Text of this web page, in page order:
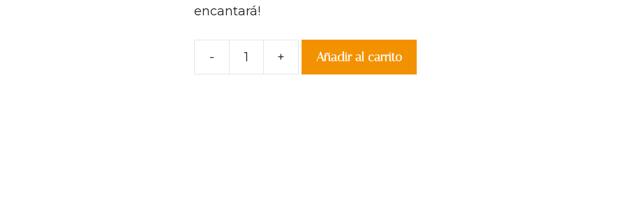
encantará!
- + Añadir al carrito